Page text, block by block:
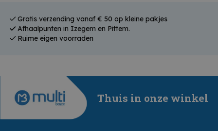
Gratis verzending vanaf € 50 op kleine pakjes
Afhaalpunten in Izegem en Pittem.
Ruime eigen voorraden
Thuis in onze winkel